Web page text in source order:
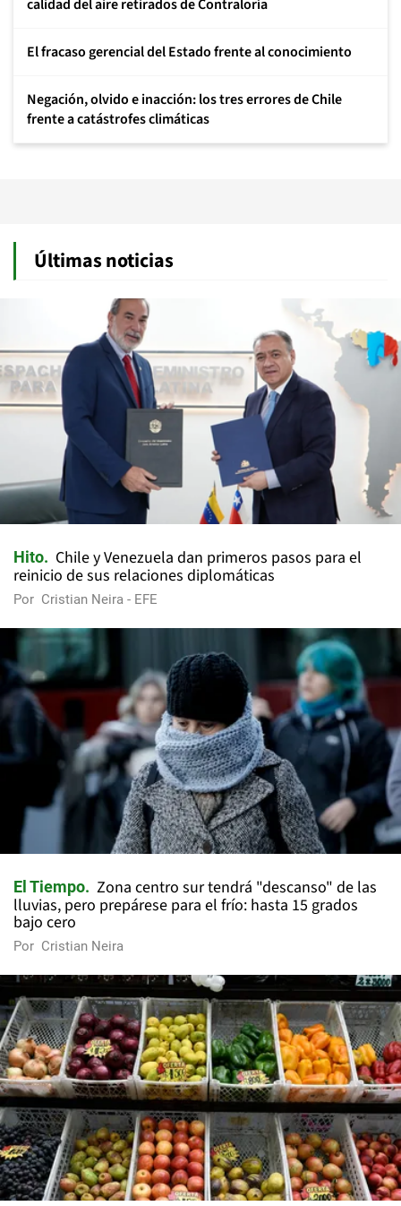
calidad del aire retirados de Contraloría
El fracaso gerencial del Estado frente al conocimiento
Negación, olvido e inacción: los tres errores de Chile
frente a catástrofes climáticas
Últimas noticias
Hito
Chile y Venezuela dan primeros pasos para el
reinicio de sus relaciones diplomáticas
Por Cristian Neira - EFE
El Tiempo
Zona centro sur tendrá "descanso" de las
lluvias, pero prepárese para el frío: hasta 15 grados
bajo cero
Por Cristian Neira